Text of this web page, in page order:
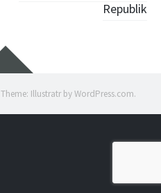
Republik
Widgets
Theme: Illustratr byWordPress.com.